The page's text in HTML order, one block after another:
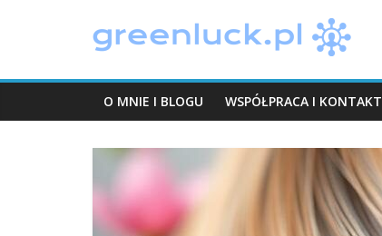
greenluck.pl
O MNIE I BLOGU WSPÓŁPRACA I KONTAKT